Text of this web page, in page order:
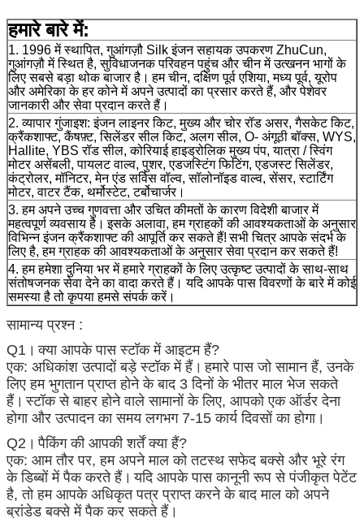
हमारे बारे में:
1. 1996 में स्थापित, गुआंगज़ौ Silk इंजन सहायक उपकरण ZhuCun,
गुआंगज़ौ में स्थित है, सुविधाजनक परिवहन पहुंच और चीन में उत्खनन भागों के
लिए सबसे बड़ा थोक बाजार है। हम चीन, दक्षिण पूर्व एशिया, मध्य पूर्व, यूरोप
और अमेरिका के हर कोने में अपने उत्पादों का प्रसार करते हैं, और पेशेवर
जानकारी और सेवा प्रदान करते हैं।
2. व्यापार गुंजाइश: इंजन लाइनर किट, मुख्य और चोर रॉड असर, गैसकेट किट,
क्रैंकशाफ्ट, कैंषफ़्ट, सिलेंडर सील किट, अलग सील, O- अंगूठी बॉक्स, WYS,
Hallite, YBS रॉड सील, कोरियाई हाइड्रोलिक मुख्य पंप, यात्रा / स्विंग
मोटर असेंबली, पायलट वाल्व, पुशर, एडजस्टिंग फिटिंग, एडजस्ट सिलेंडर,
कंट्रोलर, मॉनिटर, मेन एंड सर्विस वॉल्व, सॉलोनॉइड वाल्व, सेंसर, स्टार्टिंग
मोटर, वाटर टैंक, थर्मोस्टेट, टर्बोचार्जर।
3. हम अपने उच्च गुणवत्ता और उचित कीमतों के कारण विदेशी बाजार में
महत्वपूर्ण व्यवसाय है। इसके अलावा, हम ग्राहकों की आवश्यकताओं के अनुसार
विभिन्न इंजन क्रैंकशाफ्ट की आपूर्ति कर सकते हैं! सभी चित्र आपके संदर्भ के
लिए है, हम ग्राहक की आवश्यकताओं के अनुसार सेवा प्रदान कर सकते हैं!
4. हम हमेशा दुनिया भर में हमारे ग्राहकों के लिए उत्कृष्ट उत्पादों के साथ-साथ
संतोषजनक सेवा देने का वादा करते हैं। यदि आपके पास विवरणों के बारे में कोई
समस्या है तो कृपया हमसे संपर्क करें।
सामान्य प्रश्न :
Q1। क्या आपके पास स्टॉक में आइटम हैं?
एक: अधिकांश उत्पादों बड़े स्टॉक में हैं। हमारे पास जो सामान हैं, उनके
लिए हम भुगतान प्राप्त होने के बाद 3 दिनों के भीतर माल भेज सकते
हैं। स्टॉक से बाहर होने वाले सामानों के लिए, आपको एक ऑर्डर देना
होगा और उत्पादन का समय लगभग 7-15 कार्य दिवसों का होगा।
Q2। पैकिंग की आपकी शर्तें क्या हैं?
एक: आम तौर पर, हम अपने माल को तटस्थ सफेद बक्से और भूरे रंग
के डिब्बों में पैक करते हैं। यदि आपके पास कानूनी रूप से पंजीकृत पेटेंट
है, तो हम आपके अधिकृत पत्र प्राप्त करने के बाद माल को अपने
ब्रांडेड बक्से में पैक कर सकते हैं।